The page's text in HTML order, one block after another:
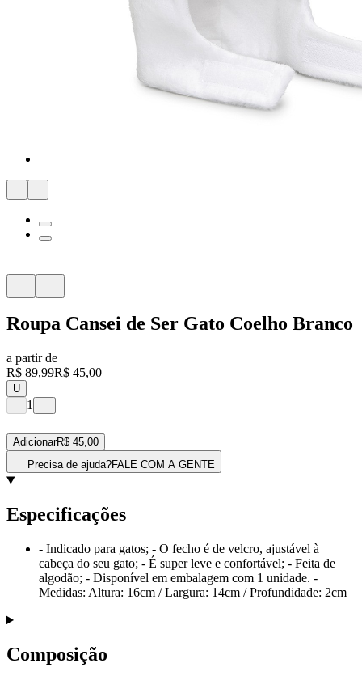
Roupa Cansei de Ser Gato Coelho Branco
a partir de
R$ 89,99R$ 45,00
U
1
AdicionarR$ 45,00
Precisa de ajuda?FALE COM A GENTE
Especificações
- Indicado para gatos; - O fecho é de velcro, ajustável à
cabeça do seu gato; - É super leve e confortável; - Feita de
algodão; - Disponível em embalagem com 1 unidade. -
Medidas: Altura: 16cm / Largura: 14cm / Profundidade: 2cm
Composição